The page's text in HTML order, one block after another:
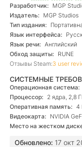
Разработчик: MGP
Издатель: MGP Studios
Тип издания:
Язык интерфейса:
Язык речи: Английский
Обход защиты: RUNE
Отзывы Steam:3 user
СИСТЕМНЫЕ
Операционная система:
Процессор: 2 ядра, 2,8
Оперативная память: 4
Видеокарта: NVIDIA
Место на жестком
Обновлено: 17 окт